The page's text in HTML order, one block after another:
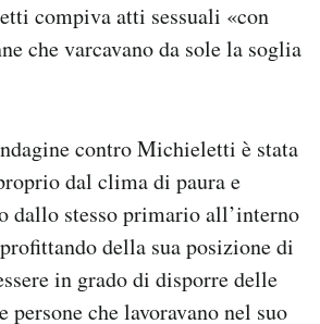
compiva atti sessuali «con
che varcavano da sole la soglia
contro Michieletti è stata
dal clima di paura e
dallo stesso primario all’interno
della sua posizione di
in grado di disporre delle
che lavoravano nel suo